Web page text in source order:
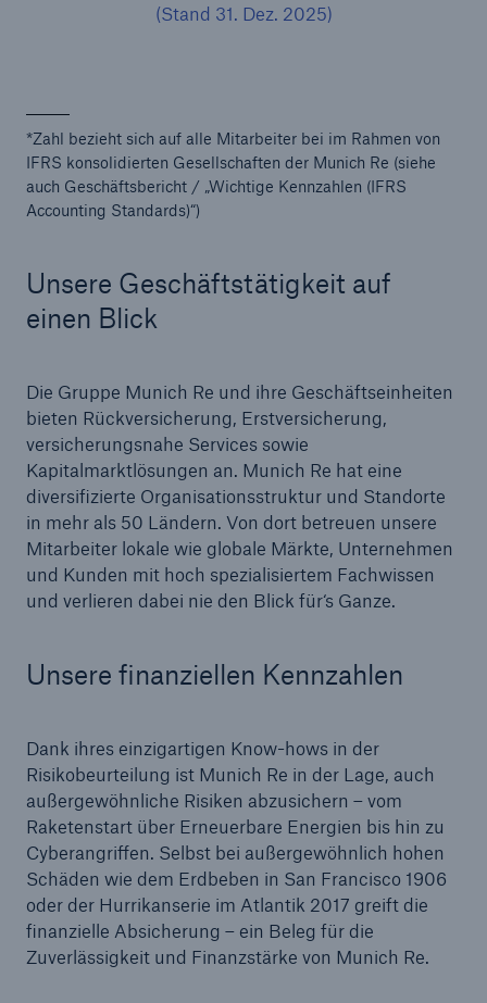
(Stand 31. Dez. 2025)
*Zahl bezieht sich auf alle Mitarbeiter bei im Rahmen von
IFRS konsolidierten Gesellschaften der Munich Re (siehe
auch Geschäftsbericht / „Wichtige Kennzahlen (IFRS
Accounting Standards)“)
Unsere Geschäftstätigkeit auf
einen Blick
Die Gruppe Munich Re und ihre Geschäftseinheiten
bieten Rückversicherung, Erstversicherung,
versicherungsnahe Services sowie
Kapitalmarktlösungen an. Munich Re hat eine
diversifizierte Organisationsstruktur und Standorte
in mehr als 50 Ländern. Von dort betreuen unsere
Mitarbeiter lokale wie globale Märkte, Unternehmen
und Kunden mit hoch spezialisiertem Fachwissen
und verlieren dabei nie den Blick für‘s Ganze.
Unsere finanziellen Kennzahlen
Dank ihres einzigartigen Know-hows in der
Risikobeurteilung ist Munich Re in der Lage, auch
außergewöhnliche Risiken abzusichern – vom
Raketenstart über Erneuerbare Energien bis hin zu
Cyberangriffen. Selbst bei außergewöhnlich hohen
Schäden wie dem Erdbeben in San Francisco 1906
oder der Hurrikanserie im Atlantik 2017 greift die
finanzielle Absicherung – ein Beleg für die
Zuverlässigkeit und Finanzstärke von Munich Re.
Fakten
Leistungsentscheidung in der BU-
Versicherung bis zu
50 %
Cyber
Internetkriminalität
600 bn
US Dollar im Jahr 2018